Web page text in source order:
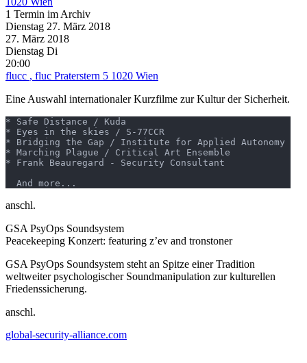
1 Termin im Archiv
Dienstag 27. März 2018
27. März 2018
Dienstag Di
20:00
flucc , fluc Praterstern 5 1020 Wien
Eine Auswahl internationaler Kurzfilme zur Kultur der Sicherheit.
* Safe Distance / Kuda
* Eyes in the skies / S-77CCR
* Bridging the Gap / Institute for Applied Autonomy
* Marching Plague / Critical Art Ensemble
* Frank Beauregard - Security Consultant
anschl.
GSA PsyOps Soundsystem
Peacekeeping Konzert: featuring z’ev and tronstoner
GSA PsyOps Soundsystem steht an Spitze einer Tradition
weltweiter psychologischer Soundmanipulation zur kulturellen
Friedenssicherung.
anschl.
GSA Freeparty
global-security-alliance.com